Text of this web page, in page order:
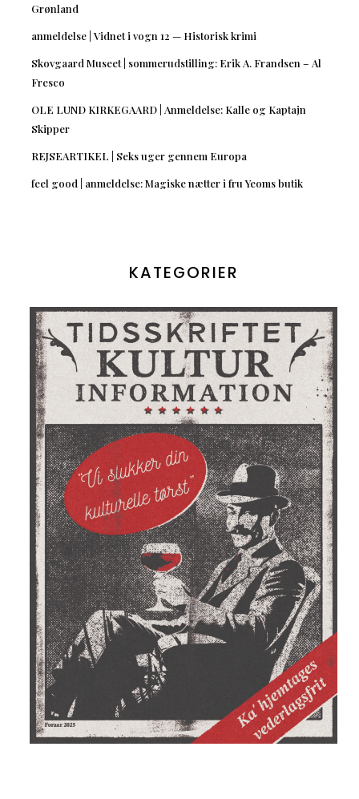
Grønland
anmeldelse | Vidnet i vogn 12 — Historisk krimi
Skovgaard Museet | sommerudstilling: Erik A. Frandsen – Al
Fresco
OLE LUND KIRKEGAARD | Anmeldelse: Kalle og Kaptajn
Skipper
REJSEARTIKEL | Seks uger gennem Europa
feel good | anmeldelse: Magiske nætter i fru Yeoms butik
KATEGORIER